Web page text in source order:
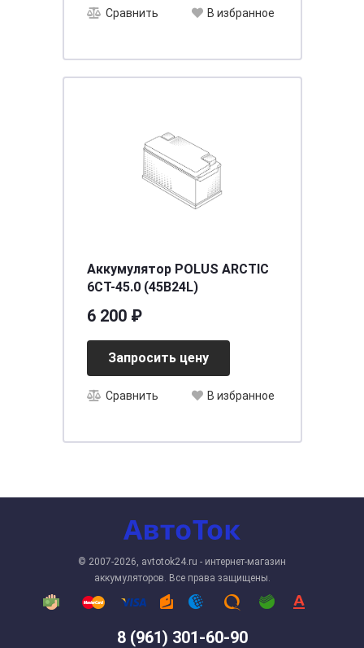
Сравнить В избранное
Аккумулятор POLUS ARCTIC
6CT-45.0 (45B24L)
6 200 ₽
Запросить цену
Сравнить В избранное
8 (961) 301-60-90
© 2007-2026, avtotok24.ru - интернет-магазин
аккумуляторов. Все права защищены.